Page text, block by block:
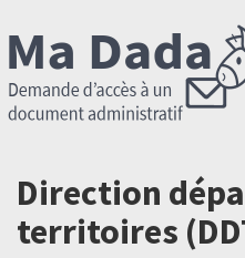
Direction
territoires